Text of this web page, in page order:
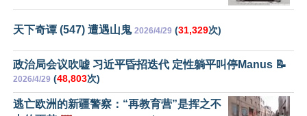
天下奇谭 (547) 遭遇山鬼 2026/4/29 (31,329次)
政治局会议吹嘘 习近平昏招迭代 定性躺平叫停Manus 📝
2026/4/29 (48,803次)
逃亡欧洲的新疆警察：“再教育营”是挥之不